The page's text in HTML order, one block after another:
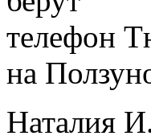
телефон
на
Наталия